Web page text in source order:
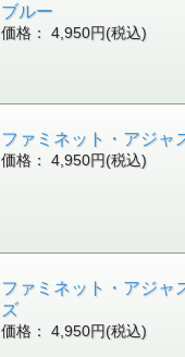
ブルー
価格： 4,950円(税込)
ファミネット・アジャ
価格： 4,950円(税込)
ファミネット・アジャ
ズ
価格： 4,950円(税込)